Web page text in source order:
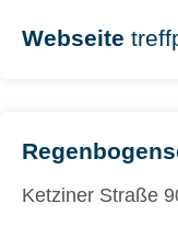
Webseite
Ketziner Straße